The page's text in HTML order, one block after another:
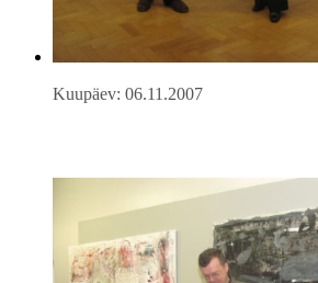
Kuupäev: 06.11.2007